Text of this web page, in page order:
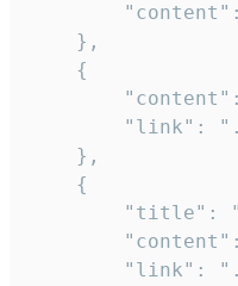
    },
    {
"link":
    },
    {
"title":
"link":